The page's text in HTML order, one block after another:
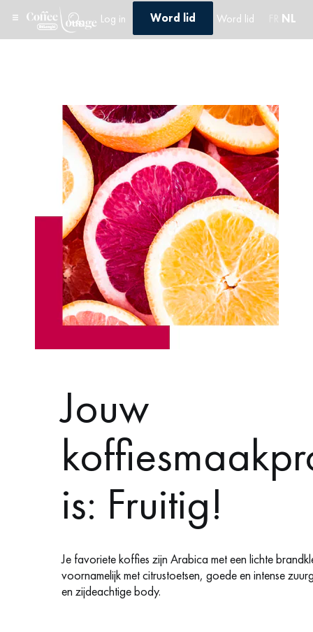
Log in Word lid Word lid NL
Jouw
is: Fruitig!
Je favoriete koffies zijn Arabica met een lichte
voornamelijk met citrustoetsen, goede en intense
en zijdeachtige body.